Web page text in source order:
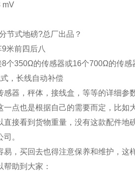
mV
节式地磅?总厂出品？
9米前四后八
8个350Ω的传感器或16个700Ω的传感
，长线自动补偿
器，秤体，接线盒，等等的详细参
一点也是根据自己的需要而定，比
直接看到货物重量，没有这款配件
。
易，买回去也得注意保养和维护，
助到大家：